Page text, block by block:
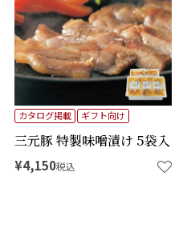
三元豚 特製味噌漬け 5袋入
カタログ掲載 ギフト向け
¥4,150税込